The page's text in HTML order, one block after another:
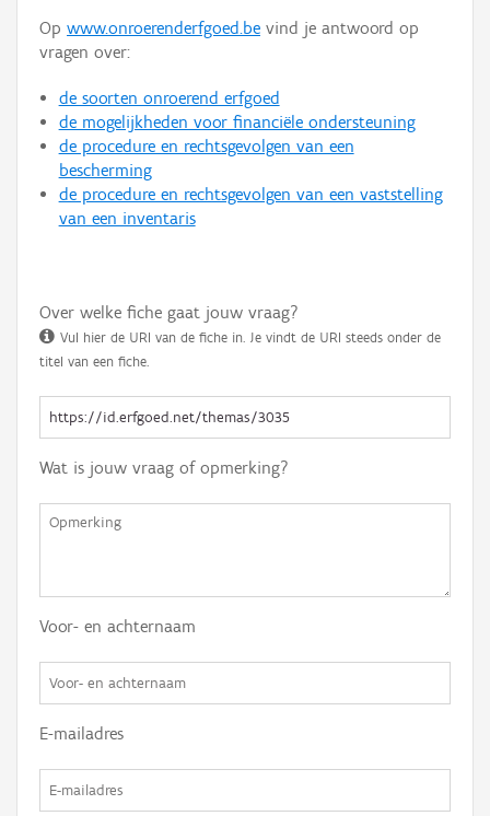
Op www.onroerenderfgoed.be vind je antwoord op
vragen over:
de soorten onroerend erfgoed
de mogelijkheden voor financiële ondersteuning
de procedure en rechtsgevolgen van een
bescherming
de procedure en rechtsgevolgen van een vaststelling
van een inventaris
Over welke fiche gaat jouw vraag?
Vul hier de URI van de fiche in. Je vindt de URI steeds onder de
titel van een fiche.
Wat is jouw vraag of opmerking?
Voor- en achternaam
E-mailadres